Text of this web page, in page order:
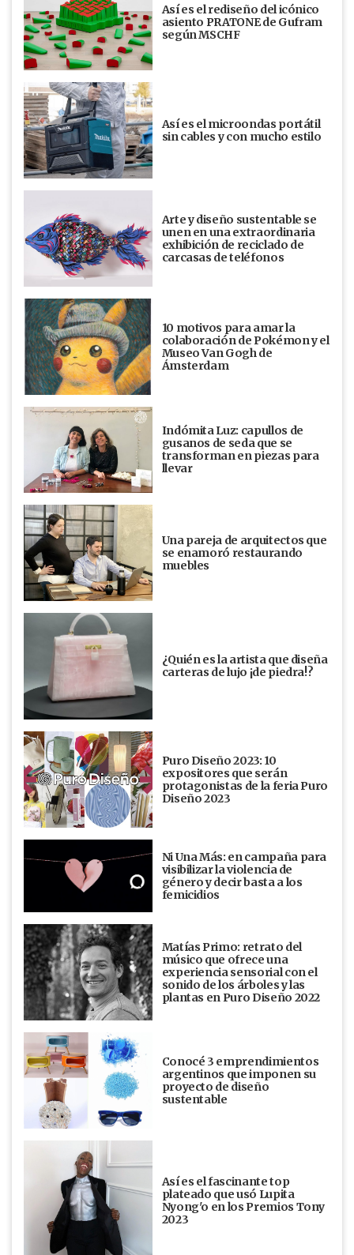
Así es el rediseño del icónico
asiento PRATONE de Gufram
según MSCHF
Así es el microondas portátil
sin cables y con mucho estilo
Arte y diseño sustentable se
unen en una extraordinaria
exhibición de reciclado de
carcasas de teléfonos
10 motivos para amar la
colaboración de Pokémon y el
Museo Van Gogh de
Ámsterdam
Indómita Luz: capullos de
gusanos de seda que se
transforman en piezas para
llevar
Una pareja de arquitectos que
se enamoró restaurando
muebles
¿Quién es la artista que diseña
carteras de lujo ¡de piedra!?
Puro Diseño 2023: 10
expositores que serán
protagonistas de la feria Puro
Diseño 2023
Ni Una Más: en campaña para
visibilizar la violencia de
género y decir basta a los
femicidios
Matías Primo: retrato del
músico que ofrece una
experiencia sensorial con el
sonido de los árboles y las
plantas en Puro Diseño 2022
Conocé 3 emprendimientos
argentinos que imponen su
proyecto de diseño
sustentable
Así es el fascinante top
plateado que usó Lupita
Nyong'o en los Premios Tony
2023